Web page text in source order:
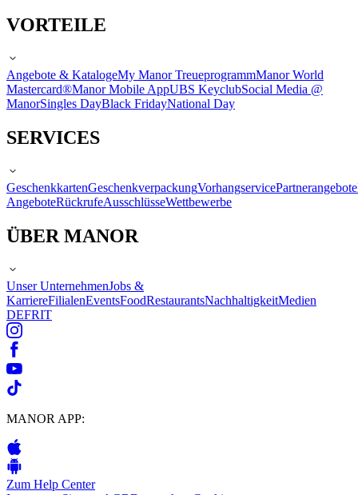
VORTEILE
Angebote & KatalogeMy Manor TreueprogrammManor World
Mastercard®Manor Mobile AppUBS KeyclubSocial Media @
ManorSingles DayBlack FridayNational Day
SERVICES
GeschenkkartenGeschenkverpackungVorhangservicePartnerangebote
AngeboteRückrufeAusschlüsseWettbewerbe
ÜBER MANOR
Unser UnternehmenJobs &
KarriereFilialenEventsFoodRestaurantsNachhaltigkeitMedien
DEFRIT
MANOR APP:
Zum Help Center